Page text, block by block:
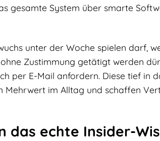
gesamte System über smarte
unter der Woche spielen darf,
Zustimmung getätigt werden
per E-Mail anfordern. Diese tief in
im Alltag und schaffen
das echte Insider-